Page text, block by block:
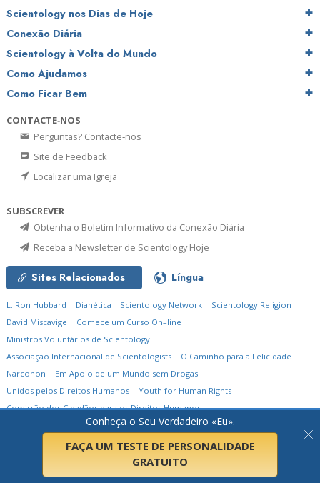
Conheça o Seu Verdadeiro «Eu».
FAÇA UM TESTE DE PERSONALIDADE
GRATUITO
Scientology nos Dias de Hoje
Conexão Diária
Scientology à Volta do Mundo
Como Ajudamos
Como Ficar Bem
CONTACTE‑NOS
Perguntas? Contacte‑nos
Site de Feedback
Localizar uma Igreja
SUBSCREVER
Obtenha o Boletim Informativo da Conexão Diária
Receba a Newsletter de Scientology Hoje
Sites Relacionados Língua
L. Ron Hubbard Dianética Scientology Network
Scientology Religion
David Miscavige
Comece um Curso On–line
Ministros Voluntários de Scientology
Associação Internacional de Scientologists
O Caminho para a Felicidade
Narconon
Em Apoio de um Mundo sem Drogas
Unidos pelos Direitos Humanos
Youth for Human Rights
Comissão dos Cidadãos para os Direitos Humanos
Igreja de Scientology Internacional.Todos os Direitos Reservados.
Política de Privacidade • Política de Cookies•Termos de Utilização